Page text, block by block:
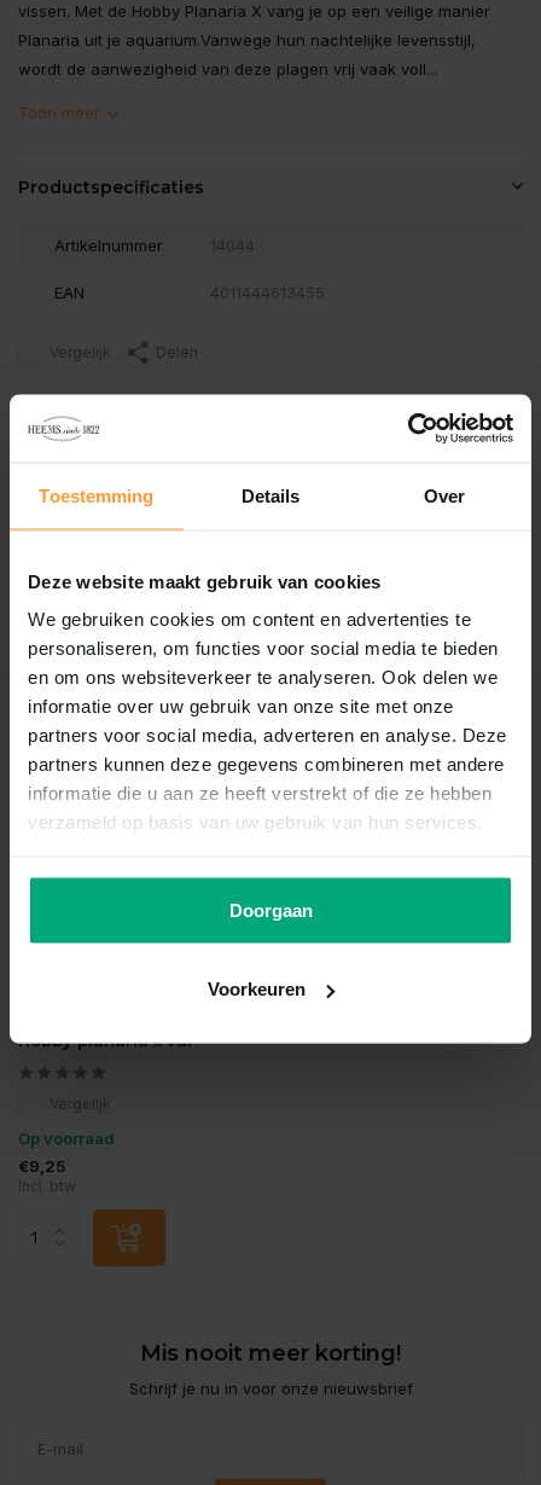
Toestemming Details Over
Deze website maakt gebruik van cookies
We gebruiken cookies om content en advertenties te
personaliseren, om functies voor social media te bieden
en om ons websiteverkeer te analyseren. Ook delen we
informatie over uw gebruik van onze site met onze
partners voor social media, adverteren en analyse. Deze
partners kunnen deze gegevens combineren met andere
informatie die u aan ze heeft verstrekt of die ze hebben
verzameld op basis van uw gebruik van hun services.
Doorgaan
Voorkeuren
vissen. Met de Hobby Planaria X vang je op een veilige manier
Planaria uit je aquarium.Vanwege hun nachtelijke levensstijl,
wordt de aanwezigheid van deze plagen vrij vaak voll...
Toon meer
Productspecificaties
Artikelnummer 14044
EAN 4011444613455
Vergelijk Delen
0/5 Based on 0 reviews
Schrijf je eigen review
Hobby planaria x val
Vergelijk
Op voorraad
€9,25
Incl. btw
Mis nooit meer korting!
Schrijf je nu in voor onze nieuwsbrief